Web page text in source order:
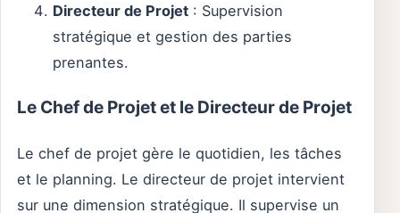
Directeur de Projet : Supervision
stratégique et gestion des parties
prenantes.
Le Chef de Projet et le Directeur de Projet
Le chef de projet gère le quotidien, les tâches
et le planning. Le directeur de projet intervient
sur une dimension stratégique. Il supervise un